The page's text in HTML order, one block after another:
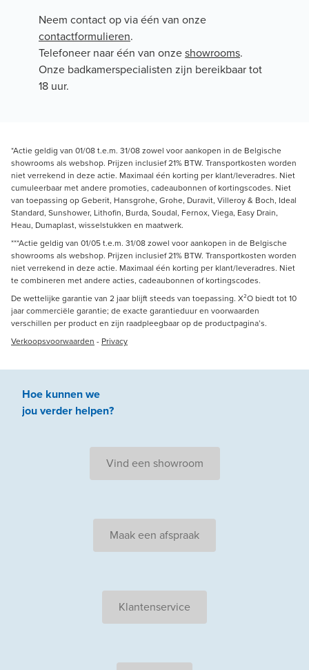
Neem contact op via één van onze
contactformulieren.
Telefoneer naar één van onzeshowrooms.
Onze badkamerspecialisten zijn bereikbaar tot
18 uur.
*Actie geldig van 01/08 t.e.m. 31/08 zowel voor aankopen in de Belgische
showrooms als webshop. Prijzen inclusief 21% BTW. Transportkosten worden
niet verrekend in deze actie. Maximaal één korting per klant/leveradres. Niet
cumuleerbaar met andere promoties, cadeaubonnen of kortingscodes. Niet
van toepassing op Geberit, Hansgrohe, Grohe, Duravit, Villeroy & Boch, Ideal
Standard, Sunshower, Lithofin, Burda, Soudal, Fernox, Viega, Easy Drain,
Heau, Dumaplast, wisselstukken en maatwerk.
***Actie geldig van 01/05 t.e.m. 31/08 zowel voor aankopen in de Belgische
showrooms als webshop. Prijzen inclusief 21% BTW. Transportkosten worden
niet verrekend in deze actie. Maximaal één korting per klant/leveradres. Niet
te combineren met andere acties, cadeaubonnen of kortingscodes.
De wettelijke garantie van 2 jaar blijft steeds van toepassing. X²O biedt tot 10
jaar commerciële garantie; de exacte garantieduur en voorwaarden
verschillen per product en zijn raadpleegbaar op de productpagina’s.
Verkoopsvoorwaarden - Privacy
Hoe kunnen we
jouverder helpen?
Vind een showroom
Maak een afspraak
Klantenservice